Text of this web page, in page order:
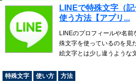
LINEで特殊文字（
使う方法【アプリ...
LINEのプロフィールや名
殊文字を使っているのを見
絵文字とは少し違うような
特殊文字
使い方 方法